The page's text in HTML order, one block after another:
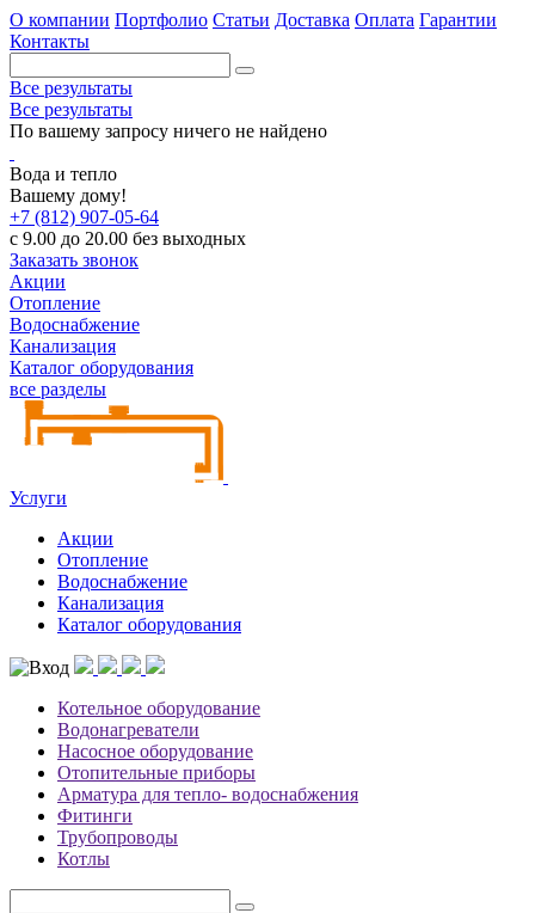
О компании Портфолио Статьи Доставка Оплата Гарантии
Контакты
Все результаты
Все результаты
По вашему запросу ничего не найдено
Вода и тепло
Вашему дому!
+7 (812) 907-05-64
с 9.00 до 20.00 без выходных
Заказать звонок
Акции
Отопление
Водоснабжение
Канализация
Каталог оборудования
все разделы
Услуги
Акции
Отопление
Водоснабжение
Канализация
Каталог оборудования
Котельное оборудование
Водонагреватели
Насосное оборудование
Отопительные приборы
Арматура для тепло- водоснабжения
Фитинги
Трубопроводы
Котлы